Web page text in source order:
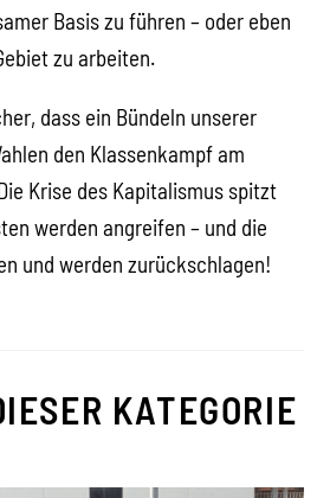
Basis zu führen – oder eben
zu arbeiten.
dass ein Bündeln unserer
den Klassenkampf am
Krise des Kapitalismus spitzt
werden angreifen – und die
und werden zurückschlagen!
KATEGORIE